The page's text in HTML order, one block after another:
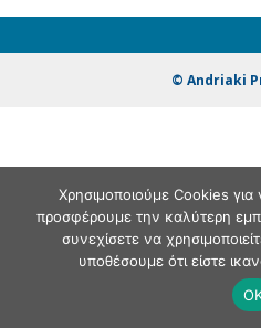
© Andriaki
Χρησιμοποιούμε Cookies για
προσφέρουμε την καλύτερη
συνεχίσετε να
υποθέσουμε ότι είστε